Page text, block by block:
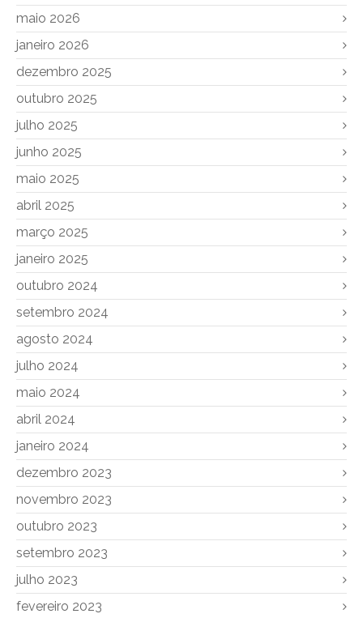
maio 2026
janeiro 2026
dezembro 2025
outubro 2025
julho 2025
junho 2025
maio 2025
abril 2025
março 2025
janeiro 2025
outubro 2024
setembro 2024
agosto 2024
julho 2024
maio 2024
abril 2024
janeiro 2024
dezembro 2023
novembro 2023
outubro 2023
setembro 2023
julho 2023
fevereiro 2023